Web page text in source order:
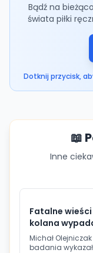
Bądź na
świata piłki
Dotknij przycisk,
📖
Inne
Fatalne
kolana
Michał
badania